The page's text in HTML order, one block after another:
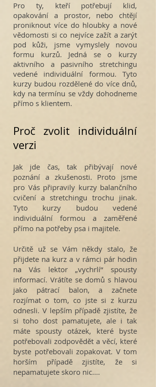
Pro ty, kteří potřebují klid,
opakování a prostor, nebo chtějí
proniknout více do hloubky a nové
vědomosti si co nejvíce zažít a zarýt
pod kůži, jsme vymyslely novou
formu kurzů. Jedná se o kurzy
aktivního a pasivního stretchingu
vedené individuální formou. Tyto
kurzy budou rozdělené do více dnů,
kdy na termínu se vždy dohodneme
přímo s klientem.
Proč zvolit individuální
verzi
Jak jde čas, tak přibývají nové
poznání a zkušenosti. Proto jsme
pro Vás připravily kurzy balančního
cvičení a stretchingu trochu jinak.
Tyto kurzy budou vedené
individuální formou a zaměřené
přímo na potřeby psa i majitele.
Určitě už se Vám někdy stalo, že
přijdete na kurz a v rámci pár hodin
na Vás lektor „vychrlí‘‘ spousty
informací. Vrátíte se domů s hlavou
jako pátrací balon, a začnete
rozjímat o tom, co jste si z kurzu
odnesli. V lepším případě zjistíte, že
si toho dost pamatujete, ale i tak
máte spousty otázek, které byste
potřebovali zodpovědět a věcí, které
byste potřebovali zopakovat. V tom
horším případě zjistíte, že si
nepamatujete skoro nic....